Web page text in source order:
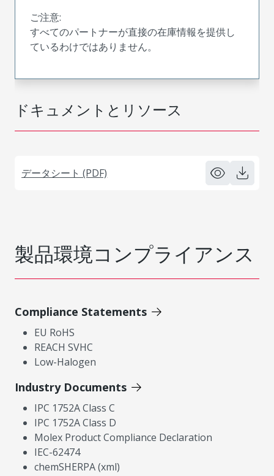
ドキュメントとリソース
データシート (PDF)
ご注意:
すべてのパートナーが直接の在庫情報を提供し
ているわけではありません。
製品環境コンプライアンス
Compliance Statements
EU RoHS
REACH SVHC
Low-Halogen
Industry Documents
IPC 1752A Class C
IPC 1752A Class D
Molex Product Compliance Declaration
IEC-62474
chemSHERPA (xml)